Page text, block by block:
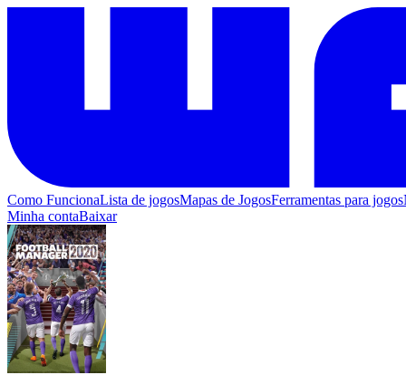
Como FuncionaLista de jogosMapas de JogosFerramentas para jogos
Minha contaBaixar